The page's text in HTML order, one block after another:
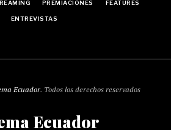
PREMIACIONES FEATURES
ENTREVISTAS
Ecuador. Todos los derechos reservados
Ecuador